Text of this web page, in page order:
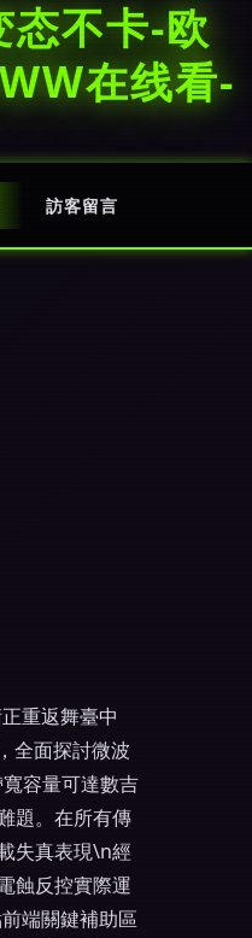
不卡-欧
在线看-
訪客留言
重返舞臺中
全面探討微波
容量可達數吉
題。在所有傳
失真表現\n經
蝕反控實際運
端關鍵補助區